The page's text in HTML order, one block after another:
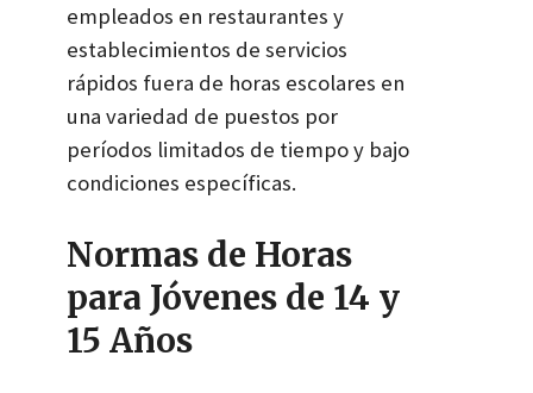
empleados en restaurantes y
establecimientos de servicios
rápidos fuera de horas escolares en
una variedad de puestos por
períodos limitados de tiempo y bajo
condiciones específicas.
Normas de Horas
para Jóvenes de 14 y
15 Años